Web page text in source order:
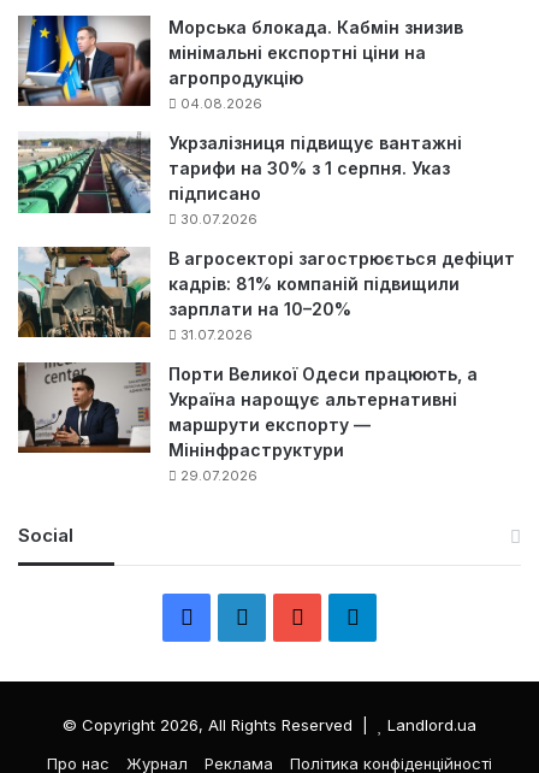
Морська блокада. Кабмін знизив
мінімальні експортні ціни на
агропродукцію
04.08.2026
Укрзалізниця підвищує вантажні
тарифи на 30% з 1 серпня. Указ
підписано
30.07.2026
В агросекторі загострюється дефіцит
кадрів: 81% компаній підвищили
зарплати на 10–20%
31.07.2026
Порти Великої Одеси працюють, а
Україна нарощує альтернативні
маршрути експорту —
Мінінфраструктури
29.07.2026
Social
e
k
T
л
е
© Copyright 2026, All Rights Reserved |
Landlord.ua
Про нас
Журнал Реклама Політика конфіденційності